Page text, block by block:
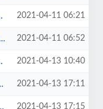
2021-04-11 06:21
2021-04-11 06:52
2021-04-13 10:40
2021-04-13 17:11
2021-04-13 17:15